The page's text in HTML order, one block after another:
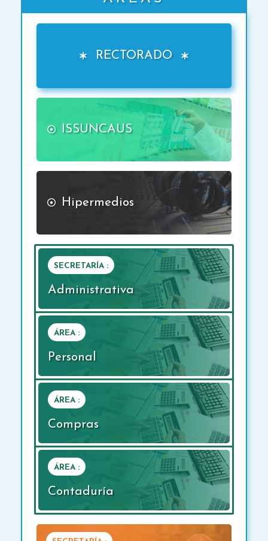
RECTORADO
ISSUNCAUS
Hipermedios
SECRETARÍA :
Administrativa
ÁREA :
Personal
ÁREA :
Compras
ÁREA :
Contaduría